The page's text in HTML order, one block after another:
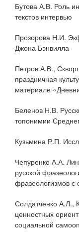
Бутова А.В. Роль
текстов интервью
Прозорова Н.И.
Джона Бэнвилла
Петров А.В.,
праздничная
материале
Беленов Н.В.
топонимии
Кузьмина Р.П.
Чепуренко А.А.
русской
фразеологизмов с
Солдатченко А.Л.,
ценностных
социальной